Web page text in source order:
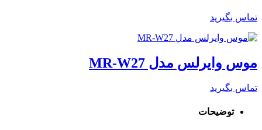
تماس بگیرید
موس وایرلس مدل MR-W27
تماس بگیرید
توضیحات